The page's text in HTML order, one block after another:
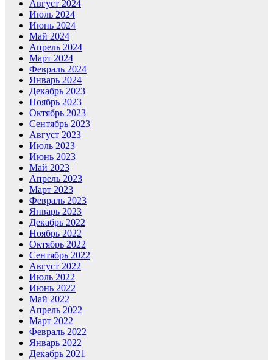
Август 2024
Июль 2024
Июнь 2024
Май 2024
Апрель 2024
Март 2024
Февраль 2024
Январь 2024
Декабрь 2023
Ноябрь 2023
Октябрь 2023
Сентябрь 2023
Август 2023
Июль 2023
Июнь 2023
Май 2023
Апрель 2023
Март 2023
Февраль 2023
Январь 2023
Декабрь 2022
Ноябрь 2022
Октябрь 2022
Сентябрь 2022
Август 2022
Июль 2022
Июнь 2022
Май 2022
Апрель 2022
Март 2022
Февраль 2022
Январь 2022
Декабрь 2021